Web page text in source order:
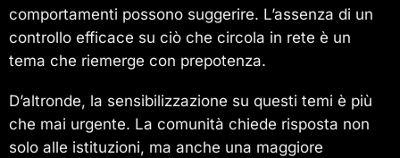
comportamenti possono suggerire. L’assenza di un
controllo efficace su ciò che circola in rete è un
tema che riemerge con prepotenza.
D’altronde, la sensibilizzazione su questi temi è più
che mai urgente. La comunità chiede risposta non
solo alle istituzioni, ma anche una maggiore